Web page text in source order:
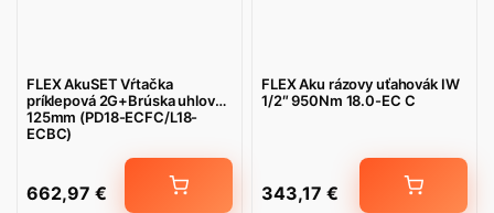
FLEX AkuSET Vŕtačka
príklepová 2G+Brúska uhlová
125mm (PD18-ECFC/L18-
ECBC)
662,97 €
FLEX Aku rázovy uťahovák IW
1/2″ 950Nm 18.0-EC C
343,17 €